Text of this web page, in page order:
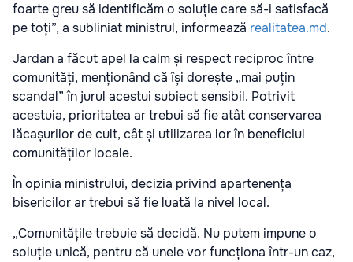
foarte greu să identificăm o soluție care să-i satisfacă
pe toți”, a subliniat ministrul, informează realitatea.md.
Jardan a făcut apel la calm și respect reciproc între
comunități, menționând că își dorește „mai puțin
scandal” în jurul acestui subiect sensibil. Potrivit
acestuia, prioritatea ar trebui să fie atât conservarea
lăcașurilor de cult, cât și utilizarea lor în beneficiul
comunităților locale.
În opinia ministrului, decizia privind apartenența
bisericilor ar trebui să fie luată la nivel local.
„Comunitățile trebuie să decidă. Nu putem impune o
soluție unică, pentru că unele vor funcționa într-un caz,